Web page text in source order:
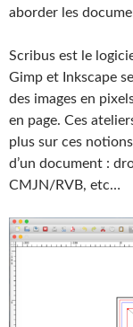
aborder les
Scribus est le
Gimp et Inkscape
des images en
en page. Ces
plus sur ces
d’un document :
CMJN/RVB, etc…